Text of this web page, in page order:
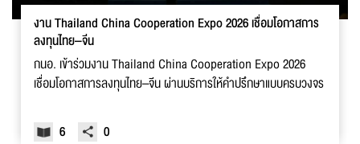
งาน Thailand China Cooperation Expo 2026 เชื่อมโอกาสการ
ลงทุนไทย–จีน
กนอ. เข้าร่วมงาน Thailand China Cooperation Expo 2026
เชื่อมโอกาสการลงทุนไทย–จีน ผ่านบริการให้คำปรึกษาแบบครบวงจร
6 0